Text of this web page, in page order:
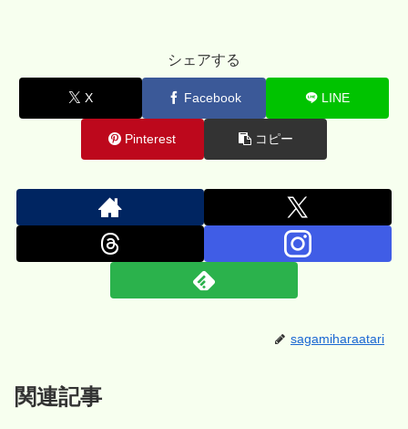
シェアする
X Facebook LINE
Pinterest コピー
sagamiharaatari
関連記事